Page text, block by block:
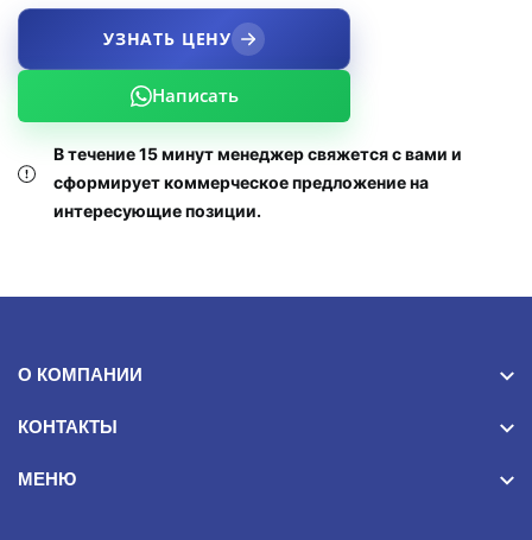
УЗНАТЬ ЦЕНУ
Написать
В течение 15 минут менеджер свяжется с вами и
сформирует коммерческое предложение на
интересующие позиции.
О КОМПАНИИ
КОНТАКТЫ
МЕНЮ